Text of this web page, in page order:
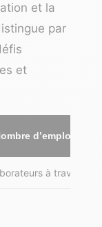
et la
par
et
d’employés
à travers le